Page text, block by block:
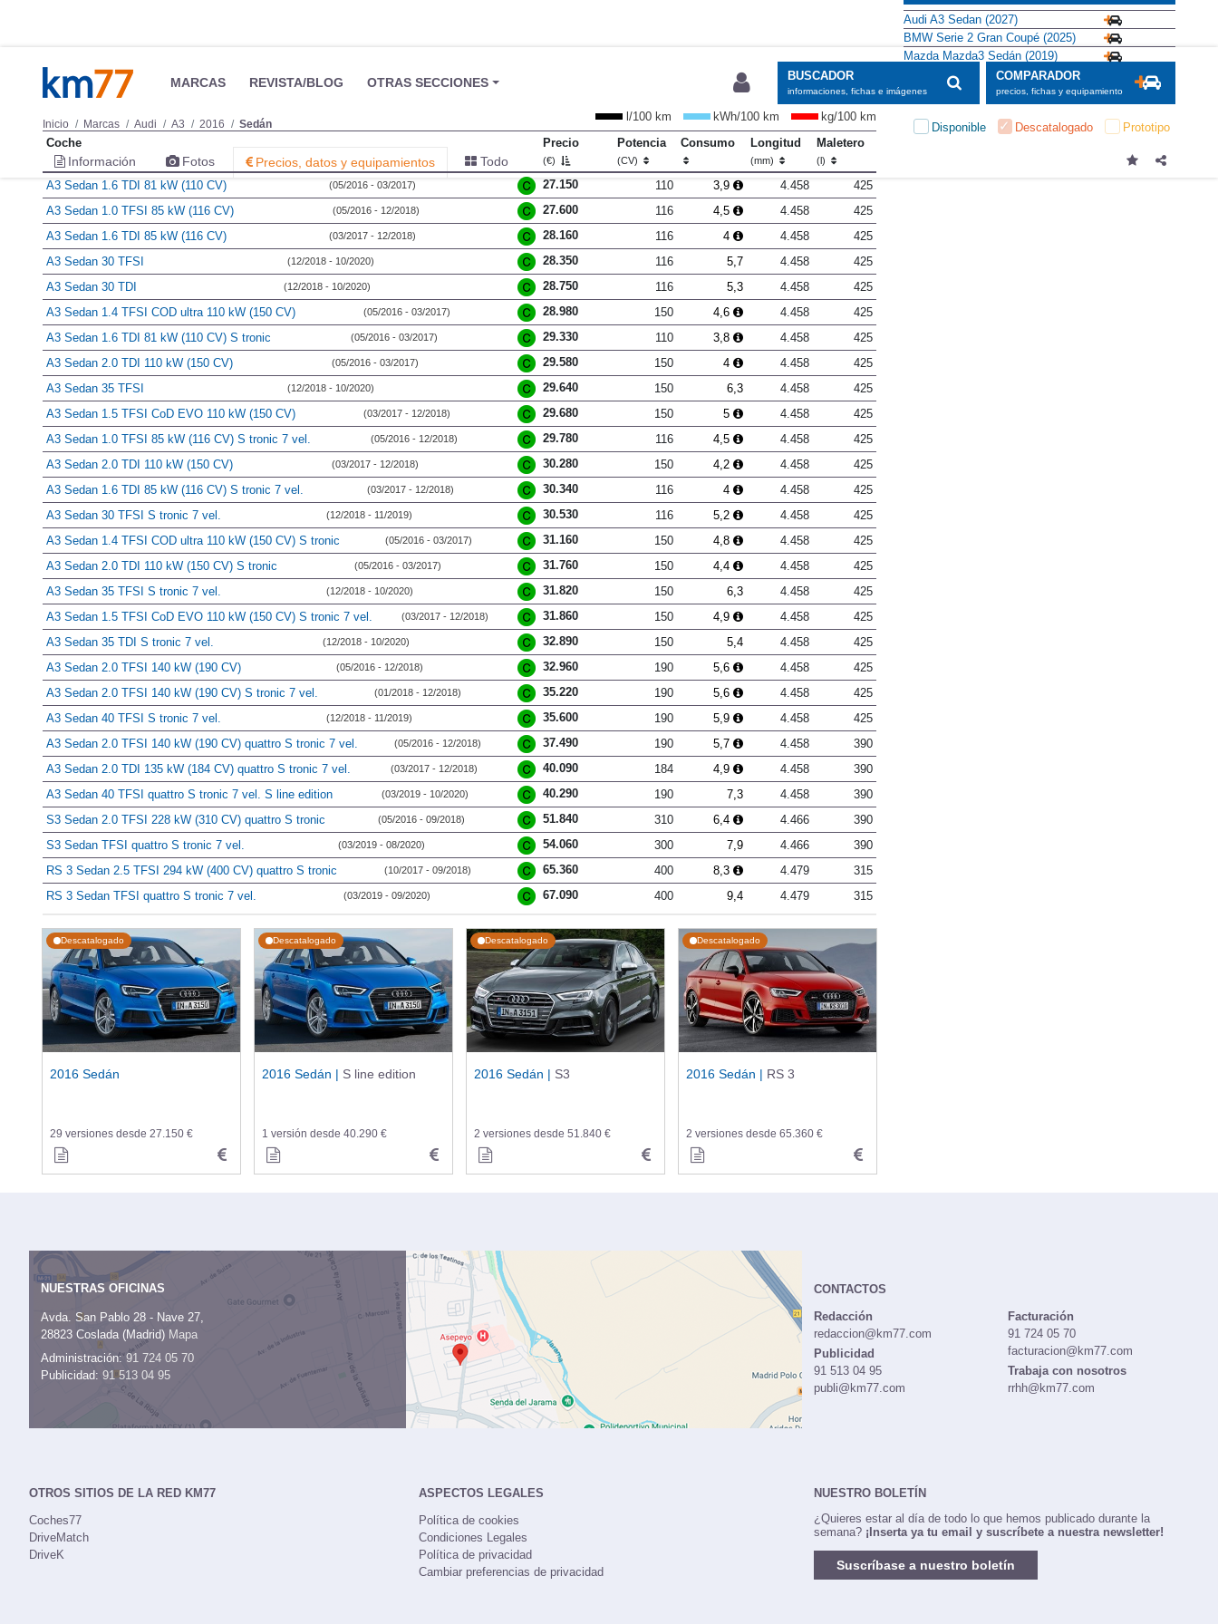
MARCAS REVISTA/BLOG OTRAS SECCIONES BUSCADOR
informaciones, fichas e imágenes
COMPARADOR
precios, fichas y equipamiento
Inicio Marcas Audi A3 2016 Sedán Disponible Descatalogado Prototipo
Información Fotos Precios, datos y equipamientos Todo
l/100 km kWh/100 km
kg/100 km
Coche
Precio
(€)
Potencia
(CV)
Consumo Longitud
(mm)
Maletero
(l)
A3 Sedan 1.6 TDI 81 kW (110 CV) (05/2016 - 03/2017) 27.150 110 3,9 4.458
425
A3 Sedan 1.0 TFSI 85 kW (116 CV)
(05/2016 - 12/2018) 27.600 116 4,5 4.458
425
A3 Sedan 1.6 TDI 85 kW (116 CV)
(03/2017 - 12/2018) 28.160 116 4 4.458
425
A3 Sedan 30 TFSI
(12/2018 - 10/2020) 28.350 116 5,7 4.458
425
A3 Sedan 30 TDI
(12/2018 - 10/2020) 28.750 116 5,3 4.458
425
A3 Sedan 1.4 TFSI COD ultra 110 kW (150 CV)
(05/2016 - 03/2017) 28.980 150 4,6 4.458
425
A3 Sedan 1.6 TDI 81 kW (110 CV) S tronic
(05/2016 - 03/2017) 29.330 110 3,8 4.458
425
A3 Sedan 2.0 TDI 110 kW (150 CV)
(05/2016 - 03/2017) 29.580 150 4 4.458
425
A3 Sedan 35 TFSI
(12/2018 - 10/2020) 29.640 150 6,3 4.458
425
A3 Sedan 1.5 TFSI CoD EVO 110 kW (150 CV)
(03/2017 - 12/2018) 29.680 150 5 4.458
425
A3 Sedan 1.0 TFSI 85 kW (116 CV) S tronic 7 vel.
(05/2016 - 12/2018) 29.780 116 4,5 4.458
425
A3 Sedan 2.0 TDI 110 kW (150 CV)
(03/2017 - 12/2018) 30.280 150 4,2 4.458
425
A3 Sedan 1.6 TDI 85 kW (116 CV) S tronic 7 vel.
(03/2017 - 12/2018) 30.340 116 4 4.458
425
A3 Sedan 30 TFSI S tronic 7 vel.
(12/2018 - 11/2019) 30.530 116 5,2 4.458
425
A3 Sedan 1.4 TFSI COD ultra 110 kW (150 CV) S tronic
(05/2016 - 03/2017) 31.160 150 4,8 4.458
425
A3 Sedan 2.0 TDI 110 kW (150 CV) S tronic
(05/2016 - 03/2017) 31.760 150 4,4 4.458
425
A3 Sedan 35 TFSI S tronic 7 vel.
(12/2018 - 10/2020) 31.820 150 6,3 4.458
425
A3 Sedan 1.5 TFSI CoD EVO 110 kW (150 CV) S tronic 7 vel.
(03/2017 - 12/2018) 31.860 150 4,9 4.458
425
A3 Sedan 35 TDI S tronic 7 vel.
(12/2018 - 10/2020) 32.890 150 5,4 4.458
425
A3 Sedan 2.0 TFSI 140 kW (190 CV)
(05/2016 - 12/2018) 32.960 190 5,6 4.458
425
A3 Sedan 2.0 TFSI 140 kW (190 CV) S tronic 7 vel.
(01/2018 - 12/2018) 35.220 190 5,6 4.458
425
A3 Sedan 40 TFSI S tronic 7 vel.
(12/2018 - 11/2019) 35.600 190 5,9 4.458
425
A3 Sedan 2.0 TFSI 140 kW (190 CV) quattro S tronic 7 vel.
(05/2016 - 12/2018) 37.490 190 5,7 4.458
390
A3 Sedan 2.0 TDI 135 kW (184 CV) quattro S tronic 7 vel.
(03/2017 - 12/2018) 40.090 184 4,9 4.458
390
A3 Sedan 40 TFSI quattro S tronic 7 vel. S line edition
(03/2019 - 10/2020) 40.290 190 7,3 4.458
390
S3 Sedan 2.0 TFSI 228 kW (310 CV) quattro S tronic
(05/2016 - 09/2018) 51.840 310 6,4 4.466
390
S3 Sedan TFSI quattro S tronic 7 vel.
(03/2019 - 08/2020) 54.060 300 7,9 4.466
390
RS 3 Sedan 2.5 TFSI 294 kW (400 CV) quattro S tronic
(10/2017 - 09/2018) 65.360 400 8,3 4.479
315
RS 3 Sedan TFSI quattro S tronic 7 vel.
(03/2019 - 09/2020) 67.090 400 9,4 4.479 315
Descatalogado
2016 Sedán
29 versiones desde 27.150 €
Descatalogado
2016 Sedán | S line edition
1 versión desde 40.290 €
Descatalogado
2016 Sedán | S3
2 versiones desde 51.840 €
Descatalogado
2016 Sedán | RS 3
2 versiones desde 65.360 €
Audi A3 Sedan (2027)
BMW Serie 2 Gran Coupé (2025)
Mazda Mazda3 Sedán (2019)
NUESTRAS OFICINAS
Avda. San Pablo 28 - Nave 27,
28823 Coslada (Madrid) Mapa
Administración:91 724 05 70
Publicidad: 91 513 04 95
CONTACTOS
Redacción
redaccion@km77.com
Publicidad
91 513 04 95
publi@km77.com
Facturación
91 724 05 70
facturacion@km77.com
Trabaja con nosotros
rrhh@km77.com
OTROS SITIOS DE LA RED KM77
Coches77
DriveMatch
DriveK
ASPECTOS LEGALES
Política de cookies
Condiciones Legales
Política de privacidad
Cambiar preferencias de privacidad
NUESTRO BOLETÍN
¿Quieres estar al día de todo lo que hemos publicado durante la
semana? ¡Inserta ya tu email y suscríbete a nuestra newsletter!
Suscríbase a nuestro boletín